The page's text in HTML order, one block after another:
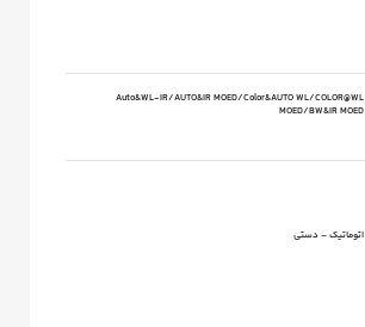
Auto&WL-IR/AUTO&IR MOED/Color&AUTO WL/COLOR@WL
MOED/BW&IR MOED
اتوماتیک – دستی